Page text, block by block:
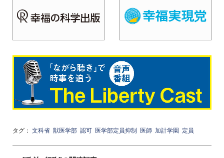
タグ： 文科省 獣医学部 認可 医学部定員抑制 医師 加計学園 定員